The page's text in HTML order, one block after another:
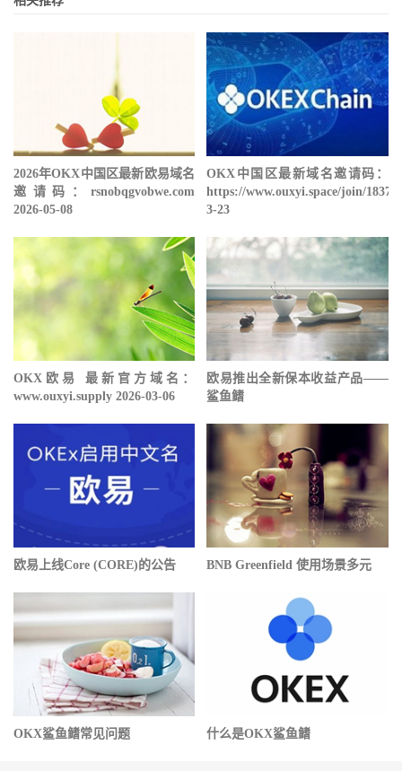
2026年OKX中国区最新欧易域名
邀请码：rsnobqgvobwe.com
2026-05-08
OKX中国区最新域名邀请码：
https://www.ouxyi.space/join/
3-23
OKX欧易 最新官方域名：
www.ouxyi.supply 2026-03-06
欧易推出全新保本收益产品——
鲨鱼鳍
欧易上线Core (CORE)的公告 BNB Greenfield 使用场景多元
OKX鲨鱼鳍常见问题 什么是OKX鲨鱼鳍